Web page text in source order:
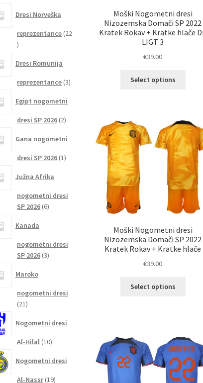
Moški Nogometni dresi
Nizozemska Domači SP 2022
Kratek Rokav + Kratke hlače
LIGT 3
€39.00
Select options
različic.
lahko
na
strani
izdelka
Moški Nogometni dresi
Nizozemska Domači SP 2022
Kratek Rokav + Kratke hlače
€39.00
Select options
lahko
na
strani
Dresi Norveška
reprezentance 22
22
Dresi Romunija
reprezentance 33
Egipt nogometni
dresi SP 2026 22
Gana nogometni
dresi SP 2026 11
Južna Afrika
nogometni dresi
SP 2026 66
Kanada
nogometni dresi
SP 2026 33
Maroko
nogometni dresi
2121
Nogometni dresi
Al-Hilal 1010
Nogometni dresi
Al-Nassr 1919